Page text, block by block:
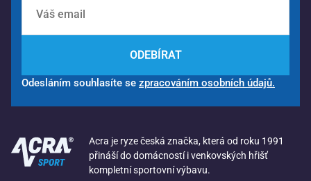
ODEBÍRAT
Odesláním souhlasíte se zpracováním osobních údajů.
Acra je ryze česká značka, která od roku 1991
přináší do domácností i venkovských hřišť
kompletní sportovní výbavu.